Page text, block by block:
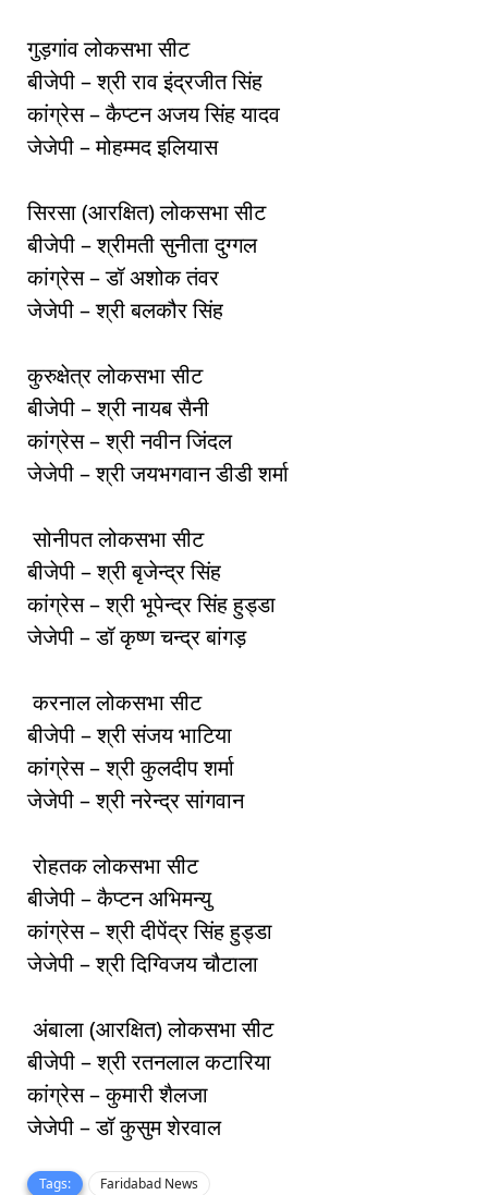
गुड़गांव लोकसभा सीट
बीजेपी – श्री राव इंद्रजीत सिंह
कांग्रेस – कैप्टन अजय सिंह यादव
जेजेपी – मोहम्मद इलियास
सिरसा (आरक्षित) लोकसभा सीट
बीजेपी – श्रीमती सुनीता दुग्गल
कांग्रेस – डॉ अशोक तंवर
जेजेपी – श्री बलकौर सिंह
कुरुक्षेत्र लोकसभा सीट
बीजेपी – श्री नायब सैनी
कांग्रेस – श्री नवीन जिंदल
जेजेपी – श्री जयभगवान डीडी शर्मा
सोनीपत लोकसभा सीट
बीजेपी – श्री बृजेन्द्र सिंह
कांग्रेस – श्री भूपेन्द्र सिंह हुड्डा
जेजेपी – डॉ कृष्ण चन्द्र बांगड़
करनाल लोकसभा सीट
बीजेपी – श्री संजय भाटिया
कांग्रेस – श्री कुलदीप शर्मा
जेजेपी – श्री नरेन्द्र सांगवान
रोहतक लोकसभा सीट
बीजेपी – कैप्टन अभिमन्यु
कांग्रेस – श्री दीपेंद्र सिंह हुड्डा
जेजेपी – श्री दिग्विजय चौटाला
अंबाला (आरक्षित) लोकसभा सीट
बीजेपी – श्री रतनलाल कटारिया
कांग्रेस – कुमारी शैलजा
जेजेपी – डॉ कुसुम शेरवाल
Tags: Faridabad News